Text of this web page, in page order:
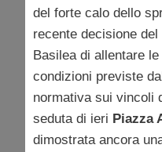
del forte calo dello
recente decisione del
Basilea di allentare
condizioni previste
normativa sui vincoli
seduta di ieri Piazza
dimostrata ancora